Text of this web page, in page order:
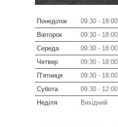
Понеділок 09:30
18:00
Вівторок
09:30
18:00
Середа
09:30
18:00
Четвер
09:30
18:00
Пʼятниця
09:30
18:00
Субота
09:30
12:00
Неділя
Вихідний